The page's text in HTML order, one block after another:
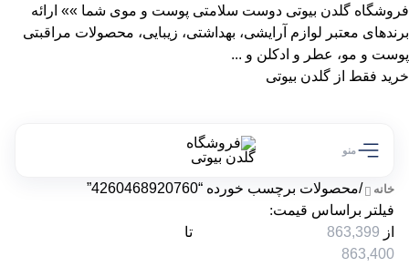
فروشگاه گلدن بیوتی دوست سلامتی پوست و موی شما »» ارائه
برندهای معتبر لوازم آرایشی، بهداشتی، زیبایی، محصولات مراقبتی
پوست و مو، عطر و ادکلن و ...
خرید فقط از گلدن بیوتی
منو
خانه /محصولات برچسب خورده “4260468920760”
فیلتر براساس قیمت:
از
تا